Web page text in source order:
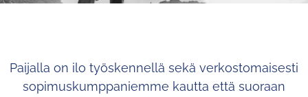
Paijalla on ilo työskennellä sekä verkostomaisesti
sopimuskumppaniemme kautta että suoraan